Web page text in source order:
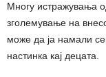
Многу истражувања
зголемување на
може да ја намали
настинка кај децата.